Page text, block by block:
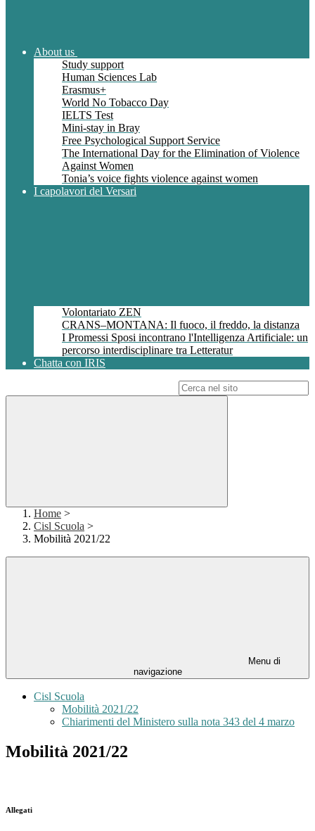
About us
Study support
Human Sciences Lab
Erasmus+
World No Tobacco Day
IELTS Test
Mini-stay in Bray
Free Psychological Support Service
The International Day for the Elimination of Violence
Against Women
Tonia’s voice fights violence against women
I capolavori del Versari
Volontariato ZEN
CRANS–MONTANA: Il fuoco, il freddo, la distanza
I Promessi Sposi incontrano l'Intelligenza Artificiale: un
percorso interdisciplinare tra Letteratur
Chatta con IRIS
Home >
Cisl Scuola >
Mobilità 2021/22
Menu di
navigazione
Cisl Scuola
Mobilità 2021/22
Chiarimenti del Ministero sulla nota 343 del 4 marzo
Mobilità 2021/22
Allegati